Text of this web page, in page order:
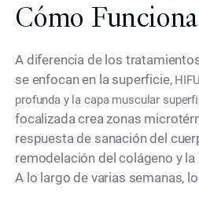
Cómo
A diferencia de los
se enfocan en la superficie,
profunda y la capa muscular
focalizada crea zonas
respuesta de sanación del
remodelación del colágeno y
A lo largo de varias semanas,